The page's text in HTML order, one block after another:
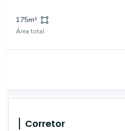
é escolher um estilo de vida
acolhedor, ideal para quem quer
175m²
Área total
Corretor